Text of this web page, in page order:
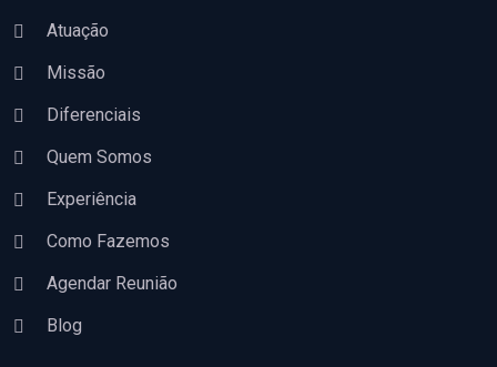
Atuação
Missão
Diferenciais
Quem Somos
Experiência
Como Fazemos
Agendar Reunião
Blog